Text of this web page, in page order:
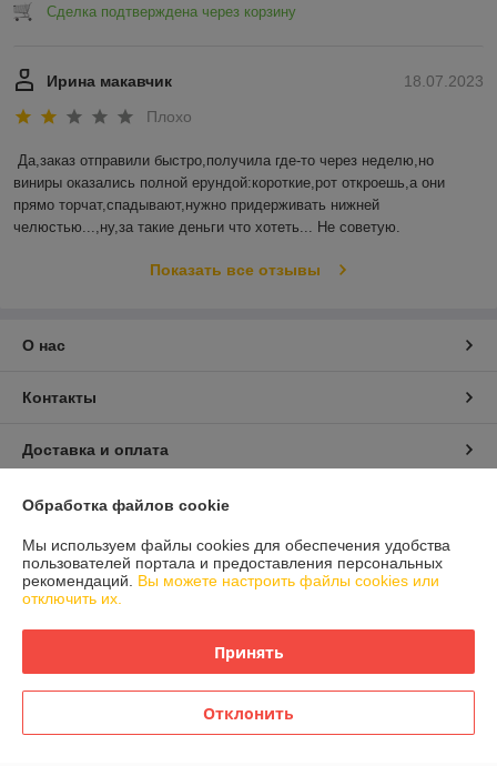
Сделка подтверждена через корзину
18.07.2023
Ирина макавчик
Плохо
Да,заказ отправили быстро,получила где-то через неделю,но
виниры оказались полной ерундой:короткие,рот откроешь,а они
прямо торчат,спадывают,нужно придерживать нижней
челюстью...,ну,за такие деньги что хотеть... Не советую.
Показать все отзывы
О нас
Контакты
Доставка и оплата
График работы
Полная версия сайта
Политика обработки cookies
Сайт создан на платформе Deal.by
Обработка файлов cookie
Мы используем файлы cookies для обеспечения удобства
пользователей портала и предоставления персональных
рекомендаций. Вы можете настроить файлы cookies или
отключить их.
Принять
Отклонить